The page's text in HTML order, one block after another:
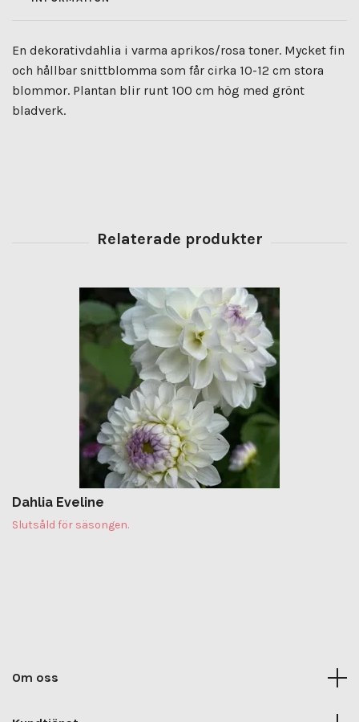
En dekorativdahlia i varma aprikos/rosa toner. Mycket fin
och hållbar snittblomma som får cirka 10-12 cm stora
blommor. Plantan blir runt 100 cm hög med grönt
bladverk.
Dahlia Eveline
Slutsåld för säsongen.
Om oss